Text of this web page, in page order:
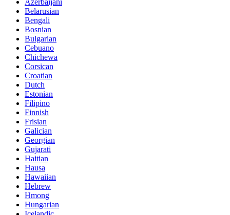
Azerbaijani
Belarusian
Bengali
Bosnian
Bulgarian
Cebuano
Chichewa
Corsican
Croatian
Dutch
Estonian
Filipino
Finnish
Frisian
Galician
Georgian
Gujarati
Haitian
Hausa
Hawaiian
Hebrew
Hmong
Hungarian